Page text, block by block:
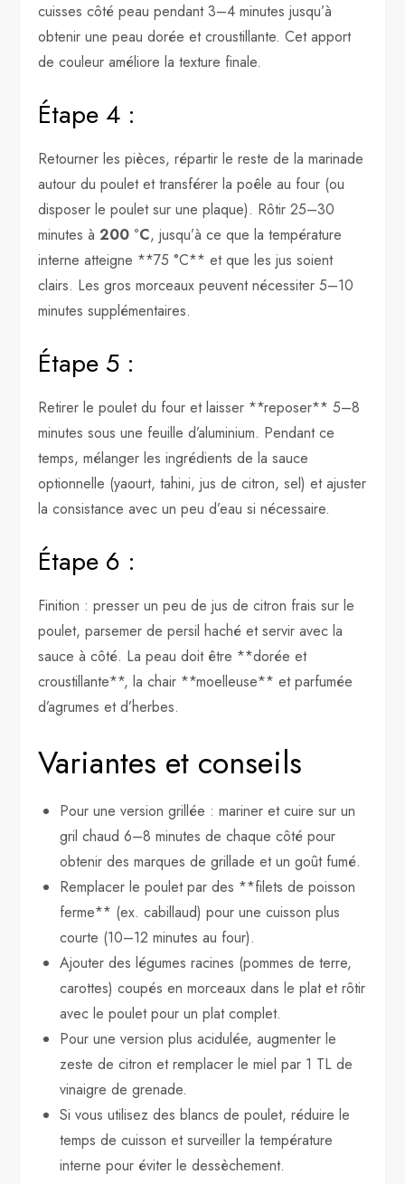
cuisses côté peau pendant 3–4 minutes jusqu’à
obtenir une peau dorée et croustillante. Cet apport
de couleur améliore la texture finale.
Étape 4 :
Retourner les pièces, répartir le reste de la marinade
autour du poulet et transférer la poêle au four (ou
disposer le poulet sur une plaque). Rôtir 25–30
minutes à200 °C, jusqu’à ce que la température
interne atteigne **75 °C** et que les jus soient
clairs. Les gros morceaux peuvent nécessiter 5–10
minutes supplémentaires.
Étape 5 :
Retirer le poulet du four et laisser **reposer** 5–8
minutes sous une feuille d’aluminium. Pendant ce
temps, mélanger les ingrédients de la sauce
optionnelle (yaourt, tahini, jus de citron, sel) et ajuster
la consistance avec un peu d’eau si nécessaire.
Étape 6 :
Finition : presser un peu de jus de citron frais sur le
poulet, parsemer de persil haché et servir avec la
sauce à côté. La peau doit être **dorée et
croustillante**, la chair **moelleuse** et parfumée
d’agrumes et d’herbes.
Variantes et conseils
Pour une version grillée : mariner et cuire sur un
gril chaud 6–8 minutes de chaque côté pour
obtenir des marques de grillade et un goût fumé.
Remplacer le poulet par des **filets de poisson
ferme** (ex. cabillaud) pour une cuisson plus
courte (10–12 minutes au four).
Ajouter des légumes racines (pommes de terre,
carottes) coupés en morceaux dans le plat et rôtir
avec le poulet pour un plat complet.
Pour une version plus acidulée, augmenter le
zeste de citron et remplacer le miel par 1 TL de
vinaigre de grenade.
Si vous utilisez des blancs de poulet, réduire le
temps de cuisson et surveiller la température
interne pour éviter le dessèchement.